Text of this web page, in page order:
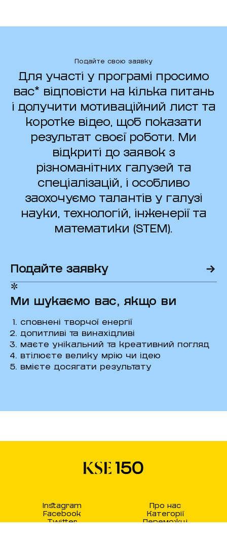
Подайте свою заявку
Для участі у програмі просимо
вас* відповісти на кілька питань
і долучити мотиваційний лист та
коротке відео, щоб показати
результат своєї роботи. Ми
відкриті до заявок з
різноманітних галузей та
спеціалізацій, і особливо
заохочуємо талантів у галузі
науки, технологій, інженерії та
математики (STEM).
Подайте заявку
Ми шукаємо вас, якщо ви
сповнені творчої енергії
допитливі та винахідливі
маєте унікальний та креативний погляд
втілюєте велику мрію чи ідею
вмієте досягати результату
Instagram
Facebook
Twitter
Про нас
Категорії
Переможці